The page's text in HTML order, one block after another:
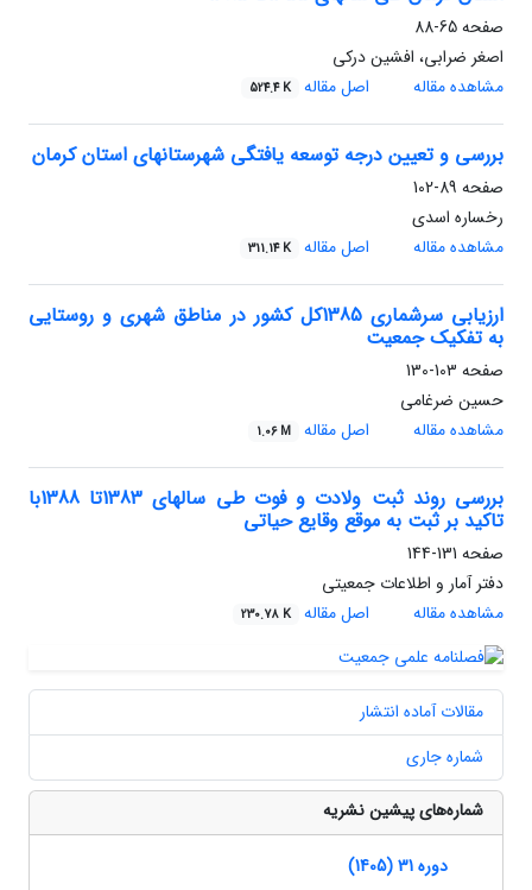
صفحه65-88
اصغر ضرابی، افشین درکی
مشاهده مقاله
اصل مقاله 524.4 K
بررسی و تعیین درجه توسعه یافتگی شهرستانهای استان کرمان
صفحه 89-102
رخساره اسدی
مشاهده مقاله
اصل مقاله 311.14 K
ارزیابی سرشماری 1385کل کشور در مناطق شهری و روستایی
به تفکیک جمعیت
صفحه 103-130
حسین ضرغامی
مشاهده مقاله
اصل مقاله 1.06 M
بررسی روند ثبت ولادت و فوت طی سالهای 1383تا 1388با
تاکید بر ثبت به موقع وقایع حیاتی
صفحه 131-144
دفتر آمار و اطلاعات جمعیتی
مشاهده مقاله
اصل مقاله 230.78 K
مقالات آماده انتشار
شماره جاری
شماره‌های پیشین نشریه
دوره 31 (1405)